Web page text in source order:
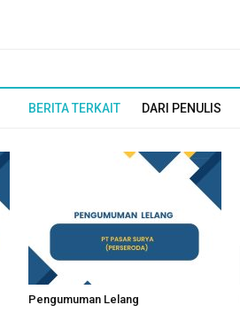
BERITA TERKAIT DARI PENULIS
Pengumuman Lelang